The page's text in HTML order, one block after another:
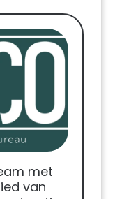
met
van